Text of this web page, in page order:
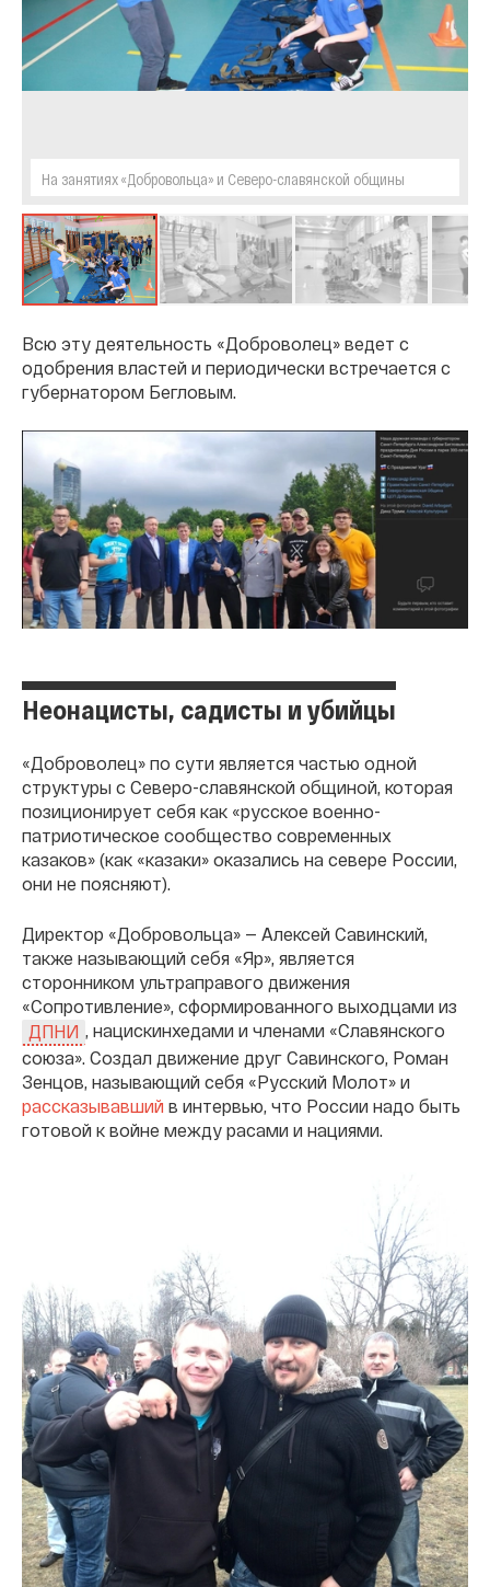
На занятиях «Добровольца» и Северо-cлавянской общины
Всю эту деятельность «Доброволец» ведет с
одобрения властей и периодически встречается с
губернатором Бегловым.
Неонацисты, садисты и убийцы
«Доброволец» по сути является частью одной
структуры с Северо-славянской общиной, которая
позиционирует себя как «русское военно-
патриотическое сообщество современных
казаков» (как «казаки» оказались на севере России,
они не поясняют).
Директор «Добровольца» — Алексей Савинский,
также называющий себя «Яр», является
сторонником ультраправого движения
«Сопротивление», сформированного выходцами из
ДПНИ , нацискинхедами и членами «Славянского
союза». Создал движение друг Савинского, Роман
Зенцов, называющий себя «Русский Молот» и
рассказывавший в интервью, что России надо быть
готовой к войне между расами и нациями.